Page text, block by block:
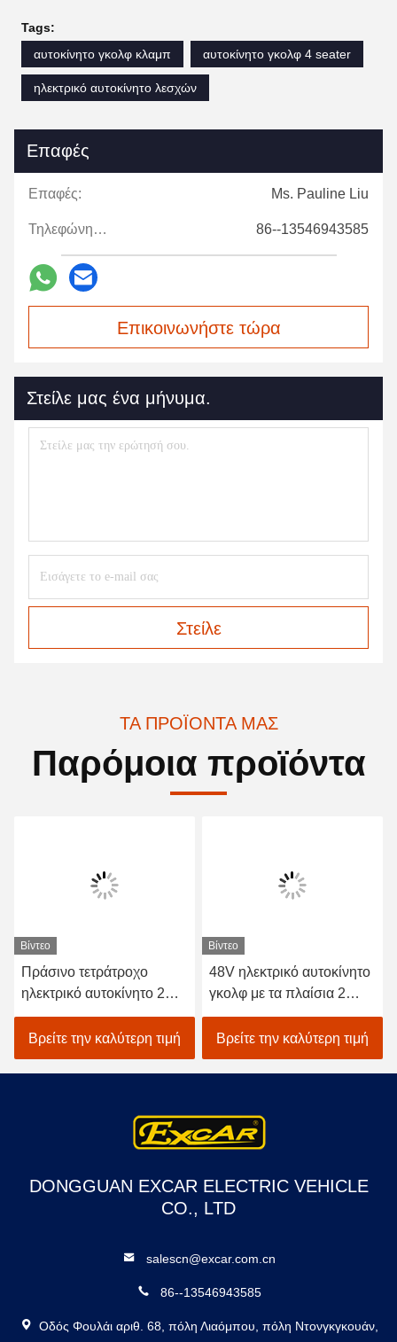
Tags:
αυτοκίνητο γκολφ κλαμπ
αυτοκίνητο γκολφ 4 seater
ηλεκτρικό αυτοκίνητο λεσχών
Επαφές
Επαφές: Ms. Pauline Liu
Τηλεφώνημα: 86--13546943585
Επικοινωνήστε τώρα
Στείλε μας ένα μήνυμα.
Στείλε
ΤΑ ΠΡΟΪΌΝΤΑ ΜΑΣ
Παρόμοια προϊόντα
Βίντεο
Πράσινο τετράτροχο
ηλεκτρικό αυτοκίνητο 2
γκολφ κάρρο γκολφ
μπαταριών επιβατών 48V
Βρείτε την καλύτερη τιμή
Βίντεο
48V ηλεκτρικό αυτοκίνητο
γκολφ με τα πλαίσια 2
αργιλίου ειδικό φρένο
δίσκων προσώπων
Βρείτε την καλύτερη τιμή
DONGGUAN EXCAR ELECTRIC VEHICLE
CO., LTD
salescn@excar.com.cn
86--13546943585
Οδός Φουλάι αριθ. 68, πόλη Λιαόμπου, πόλη Ντονγκγκουάν,